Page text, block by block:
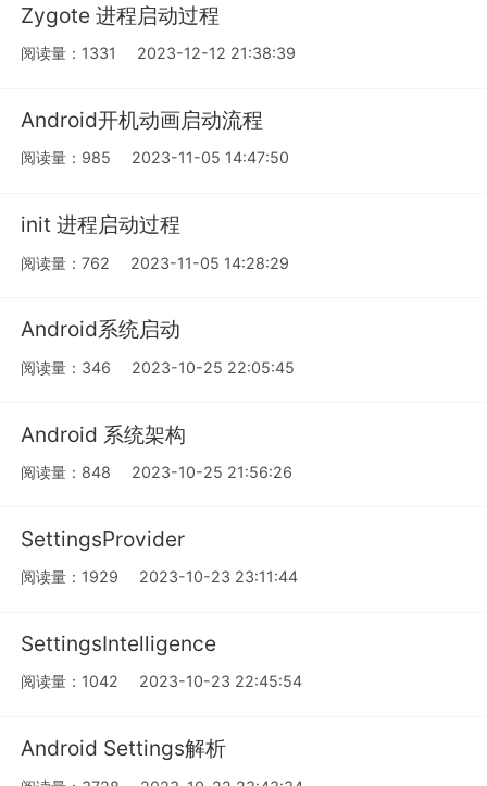
Zygote 进程启动过程
阅读量：1331 2023-12-12 21:38:39
Android开机动画启动流程
阅读量：985 2023-11-05 14:47:50
init 进程启动过程
阅读量：762 2023-11-05 14:28:29
Android系统启动
阅读量：346 2023-10-25 22:05:45
Android 系统架构
阅读量：848 2023-10-25 21:56:26
SettingsProvider
阅读量：1929 2023-10-23 23:11:44
SettingsIntelligence
阅读量：1042 2023-10-23 22:45:54
Android Settings解析